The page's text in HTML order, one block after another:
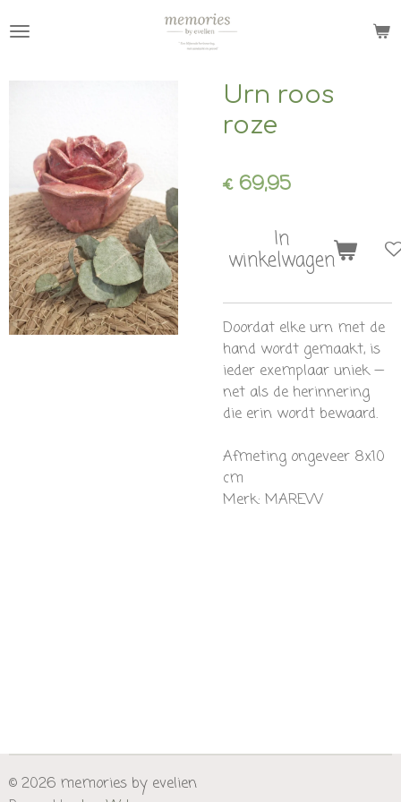
direct
Urn roos
roze
€ 69,95
In
winkelwagen
Doordat elke urn met de
hand wordt gemaakt, is
ieder exemplaar uniek —
net als de herinnering
die erin wordt bewaard.
Afmeting ongeveer 8x10
cm
Merk: MAREVV
© 2026 memories by evelien